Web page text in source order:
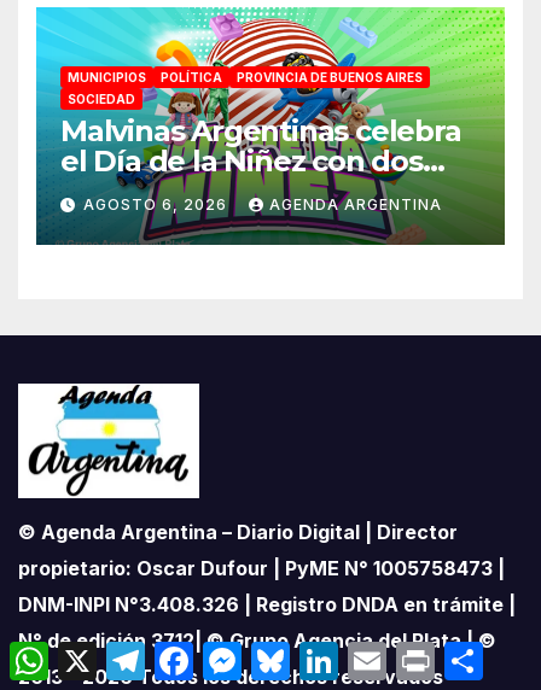
MUNICIPIOS POLÍTICA
PROVINCIA DE BUENOS AIRES
SOCIEDAD
Malvinas Argentinas celebra
el Día de la Niñez con dos
jornadas de juegos,
espectáculos y actividades
para toda la familia
AGOSTO 6, 2026 AGENDA ARGENTINA
© Agenda Argentina – Diario Digital | Director
propietario: Oscar Dufour | PyME N° 1005758473 |
DNM-INPI N°3.408.326 | Registro DNDA en trámite |
N° de edición 3712| © Grupo Agencia del Plata | ©
2013 – 2026 Todos los derechos reservados
W
h
X
T
e
F
a
M
e
B
l
L
i
E
m
P
r
C